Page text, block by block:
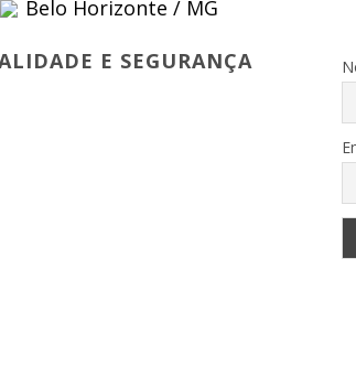
Belo Horizonte / MG
E SEGURANÇA